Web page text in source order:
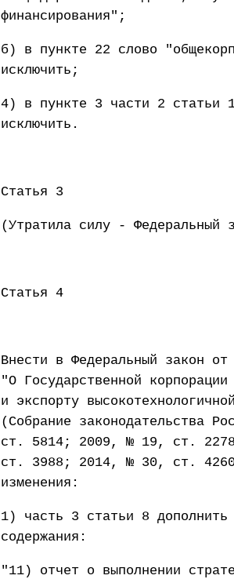
финансирования";
б) в пункте 22 слово
исключить;
4) в пункте 3 части 2 статьи
исключить.
Статья 3
(Утратила силу -
Статья 4
Внести в Федеральный закон
"О Государственной
и экспорту
(Собрание законодательства
ст. 5814; 2009, № 19, ст.
ст. 3988; 2014, № 30, ст.
изменения:
1) часть 3 статьи 8
содержания:
"11) отчет о выполнении